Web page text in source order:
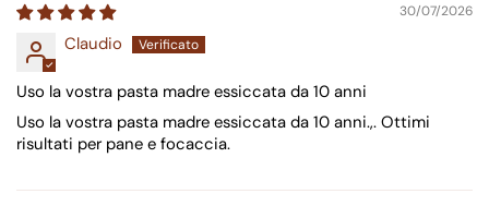
30/07/2026
Claudio
Uso la vostra pasta madre essiccata da 10 anni
Uso la vostra pasta madre essiccata da 10 anni.,. Ottimi
risultati per pane e focaccia.